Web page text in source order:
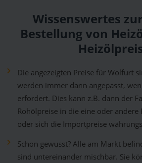
Wissenswertes
Bestellung von
Die angezeigten Preise für Wolfurt
werden immer dann angepasst,
erfordert. Dies kann z.B. dann der
Rohölpreise in die eine oder andere
oder sich die Importpreise
Schon gewusst? Alle am Markt
sind untereinander mischbar. Sie